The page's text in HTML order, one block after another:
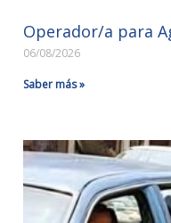
Operador/a para
06/08/2026
Saber más »